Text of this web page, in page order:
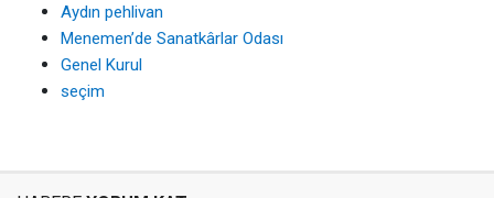
Aydın pehlivan
Menemen’de Sanatkârlar Odası
Genel Kurul
seçim